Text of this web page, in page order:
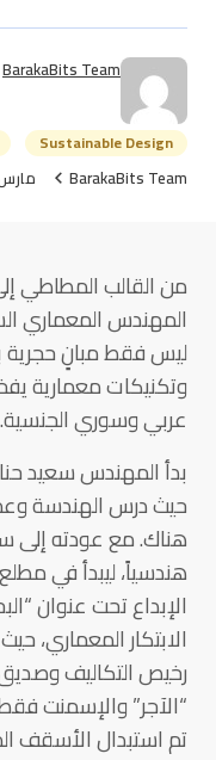
BarakaBits Team
Sustainable Design
BarakaBits Team مارس 1,
من القالب المطاطي
المهندس المعماري
ليس فقط مبانٍ
وتكنيكات معمارية
عربي وسوري الجنسية.
بدأ المهندس سعيد
حيث درس الهندسة
هندسياً، ليبدأ في
الإبداع تحت عنوان
الابتكار المعماري،
رخيص التكاليف
“الآجر” والإسمنت
تم استبدال الأسقف